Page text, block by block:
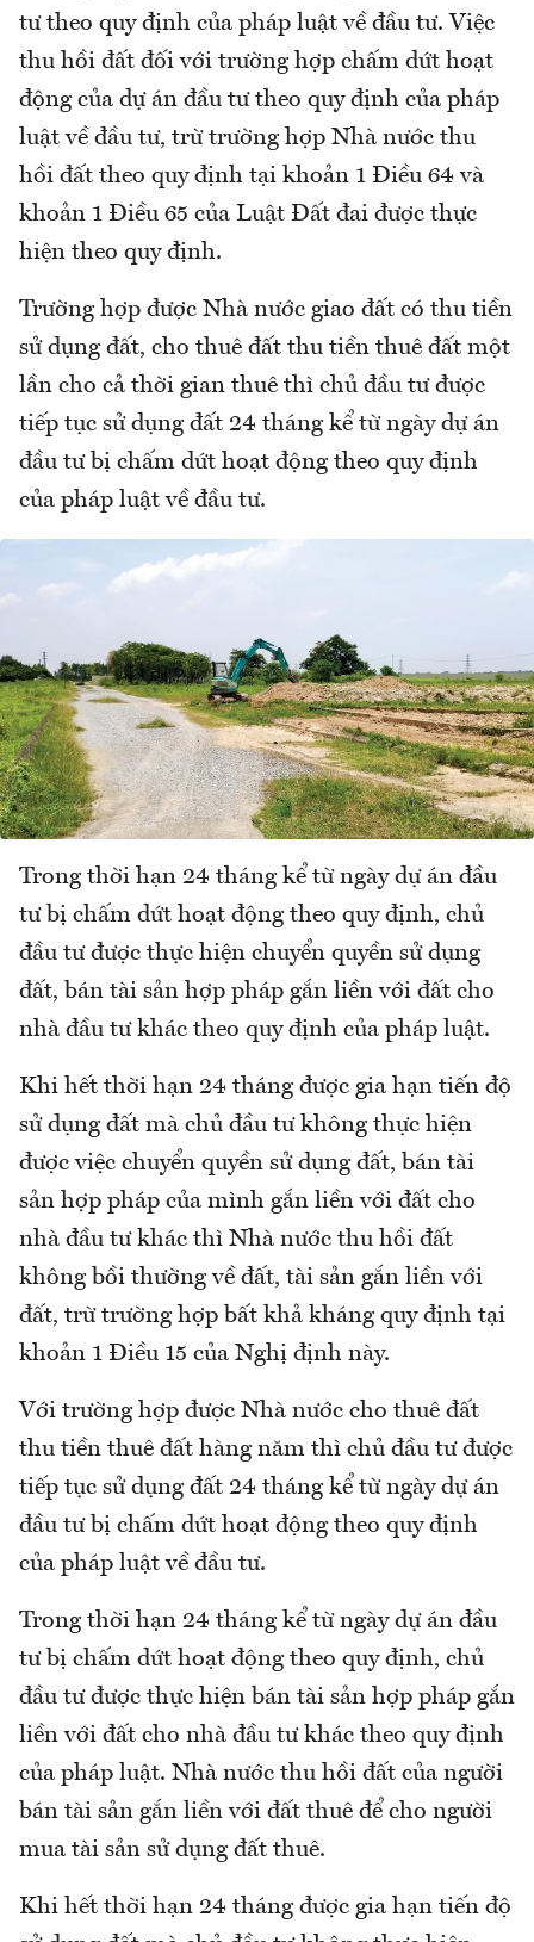
tư theo quy định của pháp luật về đầu tư. Việc
thu hồi đất đối với trường hợp chấm dứt hoạt
động của dự án đầu tư theo quy định của pháp
luật về đầu tư, trừ trường hợp Nhà nước thu
hồi đất theo quy định tại khoản 1 Điều 64 và
khoản 1 Điều 65 của Luật Đất đai được thực
hiện theo quy định.
Trường hợp được Nhà nước giao đất có thu tiền
sử dụng đất, cho thuê đất thu tiền thuê đất một
lần cho cả thời gian thuê thì chủ đầu tư được
tiếp tục sử dụng đất 24 tháng kể từ ngày dự án
đầu tư bị chấm dứt hoạt động theo quy định
của pháp luật về đầu tư.
Trong thời hạn 24 tháng kể từ ngày dự án đầu
tư bị chấm dứt hoạt động theo quy định, chủ
đầu tư được thực hiện chuyển quyền sử dụng
đất, bán tài sản hợp pháp gắn liền với đất cho
nhà đầu tư khác theo quy định của pháp luật.
Khi hết thời hạn 24 tháng được gia hạn tiến độ
sử dụng đất mà chủ đầu tư không thực hiện
được việc chuyển quyền sử dụng đất, bán tài
sản hợp pháp của mình gắn liền với đất cho
nhà đầu tư khác thì Nhà nước thu hồi đất
không bồi thường về đất, tài sản gắn liền với
đất, trừ trường hợp bất khả kháng quy định tại
khoản 1 Điều 15 của Nghị định này.
Với trường hợp được Nhà nước cho thuê đất
thu tiền thuê đất hàng năm thì chủ đầu tư được
tiếp tục sử dụng đất 24 tháng kể từ ngày dự án
đầu tư bị chấm dứt hoạt động theo quy định
của pháp luật về đầu tư.
Trong thời hạn 24 tháng kể từ ngày dự án đầu
tư bị chấm dứt hoạt động theo quy định, chủ
đầu tư được thực hiện bán tài sản hợp pháp gắn
liền với đất cho nhà đầu tư khác theo quy định
của pháp luật. Nhà nước thu hồi đất của người
bán tài sản gắn liền với đất thuê để cho người
mua tài sản sử dụng đất thuê.
Khi hết thời hạn 24 tháng được gia hạn tiến độ